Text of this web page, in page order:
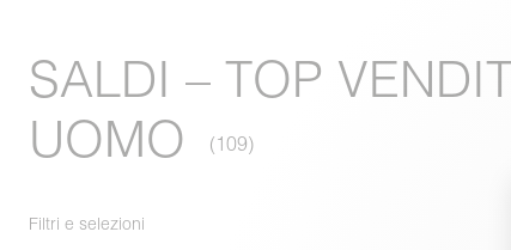
SALDI – TOP
UOMO
Filtri e selezioni